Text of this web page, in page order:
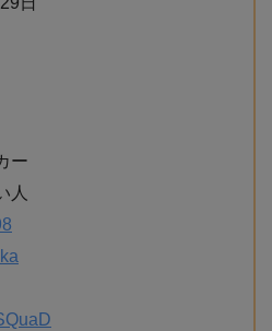
ー
人